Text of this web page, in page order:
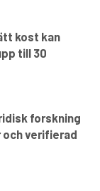
kost kan
till 30
forskning
verifierad